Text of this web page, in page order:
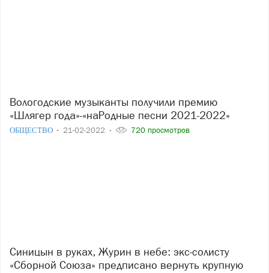
Вологодские музыканты получили премию
«Шлягер года»-«наРодные песни 2021-2022»
ОБЩЕСТВО 21-02-2022 720 просмотров
Синицын в руках, Журин в небе: экс-солисту
«Сборной Союза» предписано вернуть крупную